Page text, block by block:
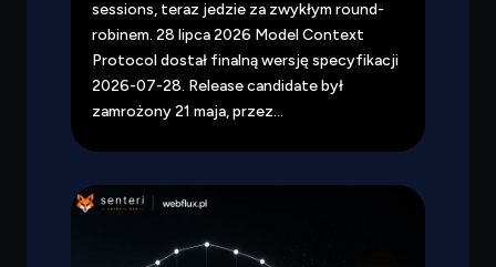
sessions, teraz jedzie za zwykłym round-
robinem. 28 lipca 2026 Model Context
Protocol dostał finalną wersję specyfikacji
2026-07-28. Release candidate był
zamrożony 21 maja, przez...